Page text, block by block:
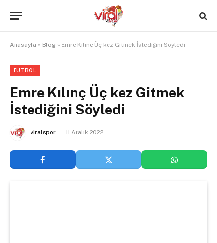
Anasayfa » Blog » Emre Kılınç Üç kez Gitmek İstediğini Söyledi
FUTBOL
Emre Kılınç Üç kez Gitmek
İstediğini Söyledi
viralspor 11 Aralık 2022